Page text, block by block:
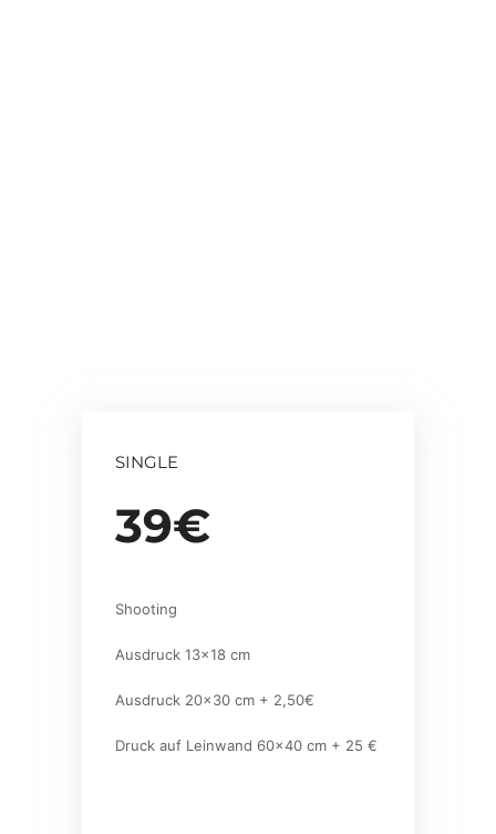
SINGLE
39€
Shooting
Ausdruck 13×18 cm
Ausdruck 20×30 cm + 2,50€
Druck auf Leinwand 60×40 cm + 25 €